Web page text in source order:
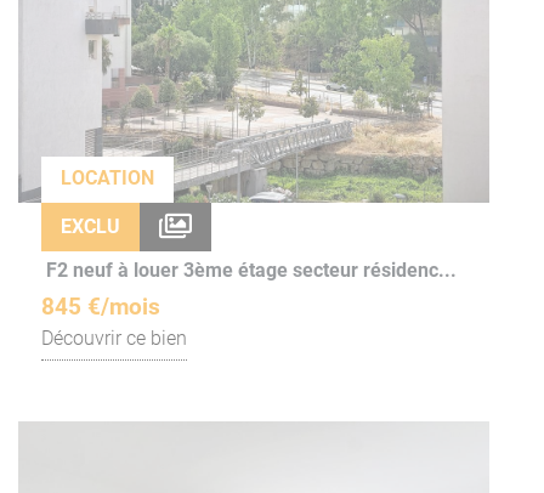
LOCATION
EXCLU
F2 neuf à louer 3ème étage secteur résidenc...
845 €/mois
Découvrir ce bien